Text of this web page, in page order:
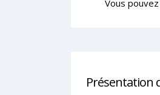
Vous
Présentation